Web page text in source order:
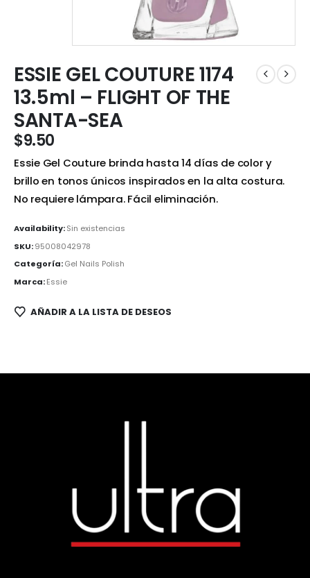
ESSIE GEL COUTURE 1174
13.5ml – FLIGHT OF THE
SANTA-SEA
$9.50
Essie Gel Couture brinda hasta 14 días de color y
brillo en tonos únicos inspirados en la alta costura.
No requiere lámpara. Fácil eliminación.
Availability:Sin existencias
SKU:95008042978
Categoría:Gel Nails Polish
Marca:Essie
AÑADIR A LA LISTA DE DESEOS